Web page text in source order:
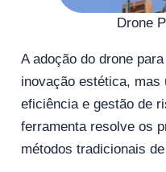
Drone
A adoção do drone
inovação estética, mas
eficiência e gestão de
ferramenta resolve os
métodos tradicionais